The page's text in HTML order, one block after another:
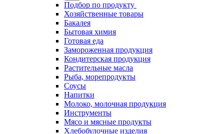
Подбор по продукту
Хозяйственные товары
Бакалея
Бытовая химия
Готовая еда
Замороженная продукция
Кондитерская продукция
Растительные масла
Рыба, морепродукты
Соусы
Напитки
Молоко, молочная продукция
Инструменты
Мясо и мясные продукты
Хлебобулочные изделия